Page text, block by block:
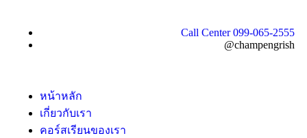
Call Center 099-065-2555
@champengrish
หน้าหลัก
เกี่ยวกับเรา
คอร์สเรียนของเรา